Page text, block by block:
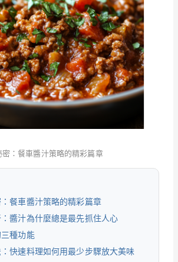
：餐車醬汁策略的精彩篇章
餐車醬汁策略的精彩篇章
醬汁為什麼總是最先抓住人心
種功能
快速料理如何用最少步驟放大美味